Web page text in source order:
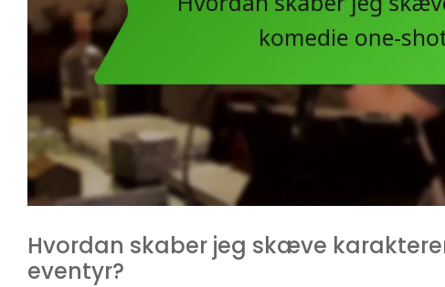
Hvordan skaber jeg skæve
eventyr?